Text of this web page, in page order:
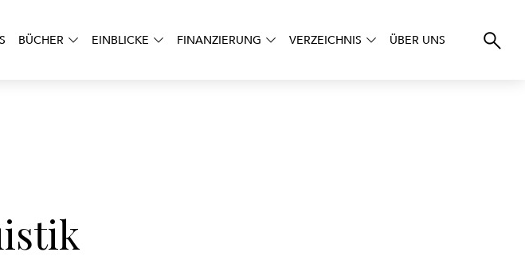
BÜCHER EINBLICKE FINANZIERUNG VERZEICHNIS ÜBER UNS